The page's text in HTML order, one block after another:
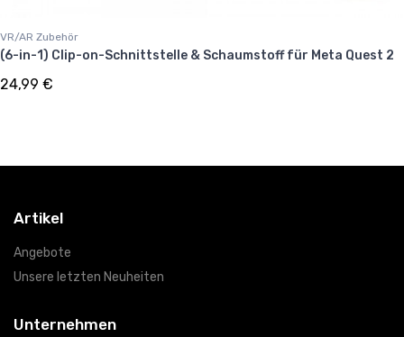
VR/AR Zubehör
(6-in-1) Clip-on-Schnittstelle & Schaumstoff für Meta Quest 2
24,99 €
Artikel
Angebote
Unsere letzten Neuheiten
Unternehmen